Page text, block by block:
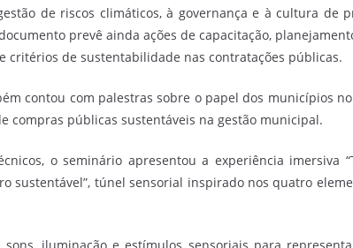
de riscos climáticos, à governança e à cultura de
prevê ainda ações de capacitação,
critérios de sustentabilidade nas contratações públicas.
contou com palestras sobre o papel dos municípios
compras públicas sustentáveis na gestão municipal.
o seminário apresentou a experiência imersiva
sustentável”, túnel sensorial inspirado nos quatro
iluminação e estímulos sensoriais para